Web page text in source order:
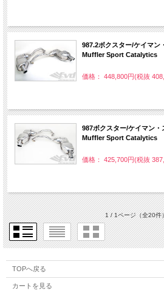
987.2ボクスター/ケイマ
Muffler Sport Catalytics
価格： 448,800円(税抜
987ボクスター/ケイマン
Muffler Sport Catalytics
価格： 425,700円(税抜
1 / 1ページ（全20件
TOPへ戻る
カートを見る